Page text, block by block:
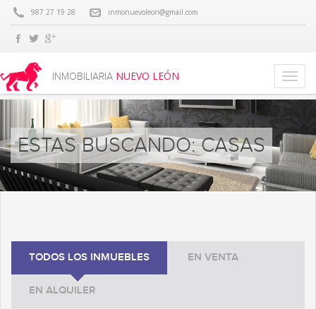
987 27 19 28 inmonuevoleon@gmail.com
INMOBILIARIA NUEVO LEÓN
ESTAS BUSCANDO: CASAS
TODOS LOS INMUEBLES EN VENTA
EN ALQUILER